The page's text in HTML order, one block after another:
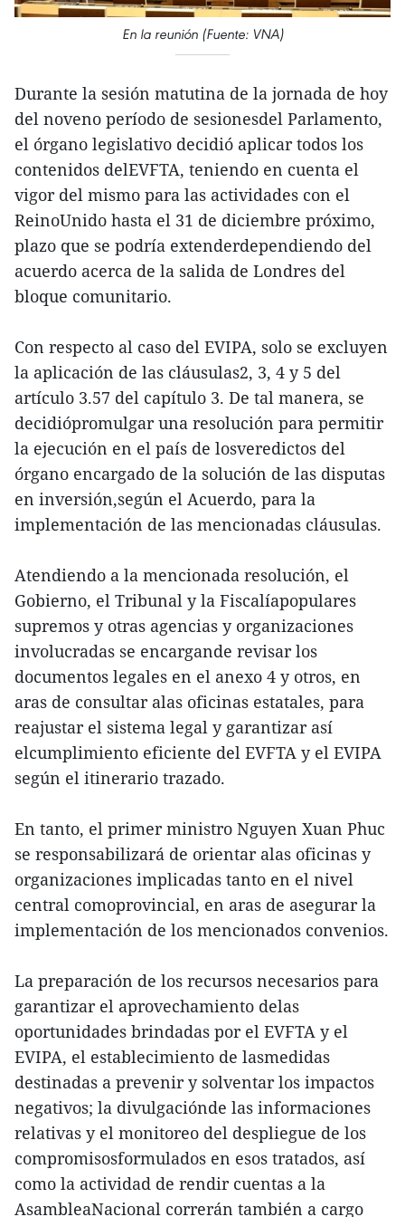
En la reunión (Fuente: VNA)
Durante la sesión matutina de la jornada de hoy
del noveno período de sesionesdel Parlamento,
el órgano legislativo decidió aplicar todos los
contenidos delEVFTA, teniendo en cuenta el
vigor del mismo para las actividades con el
ReinoUnido hasta el 31 de diciembre próximo,
plazo que se podría extenderdependiendo del
acuerdo acerca de la salida de Londres del
bloque comunitario.
Con respecto al caso del EVIPA, solo se excluyen
la aplicación de las cláusulas2, 3, 4 y 5 del
artículo 3.57 del capítulo 3. De tal manera, se
decidiópromulgar una resolución para permitir
la ejecución en el país de losveredictos del
órgano encargado de la solución de las disputas
en inversión,según el Acuerdo, para la
implementación de las mencionadas cláusulas.
Atendiendo a la mencionada resolución, el
Gobierno, el Tribunal y la Fiscalíapopulares
supremos y otras agencias y organizaciones
involucradas se encargande revisar los
documentos legales en el anexo 4 y otros, en
aras de consultar alas oficinas estatales, para
reajustar el sistema legal y garantizar así
elcumplimiento eficiente del EVFTA y el EVIPA
según el itinerario trazado.
En tanto, el primer ministro Nguyen Xuan Phuc
se responsabilizará de orientar alas oficinas y
organizaciones implicadas tanto en el nivel
central comoprovincial, en aras de asegurar la
implementación de los mencionados convenios.
La preparación de los recursos necesarios para
garantizar el aprovechamiento delas
oportunidades brindadas por el EVFTA y el
EVIPA, el establecimiento de lasmedidas
destinadas a prevenir y solventar los impactos
negativos; la divulgaciónde las informaciones
relativas y el monitoreo del despliegue de los
compromisosformulados en esos tratados, así
como la actividad de rendir cuentas a la
AsambleaNacional correrán también a cargo